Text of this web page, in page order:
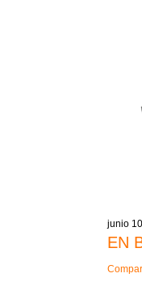
junio
EN